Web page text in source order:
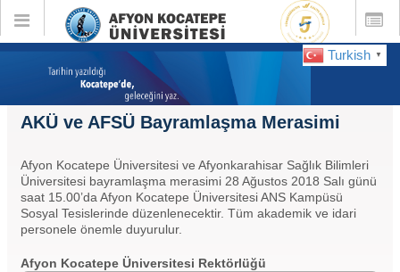
Toggle
global
Toggle
Turkish ▼
AKÜ ve AFSÜ Bayramlaşma Merasimi
Afyon Kocatepe Üniversitesi ve Afyonkarahisar Sağlık Bilimleri
Üniversitesi bayramlaşma merasimi 28 Ağustos 2018 Salı günü
saat 15.00’da Afyon Kocatepe Üniversitesi ANS Kampüsü
Sosyal Tesislerinde düzenlenecektir. Tüm akademik ve idari
personele önemle duyurulur.
Afyon Kocatepe Üniversitesi Rektörlüğü